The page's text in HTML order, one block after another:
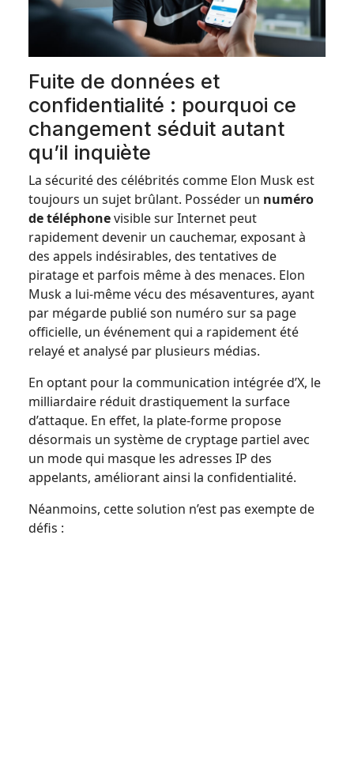
Fuite de données et
confidentialité : pourquoi ce
changement séduit autant
qu’il inquiète
La sécurité des célébrités comme Elon Musk est
toujours un sujet brûlant. Posséder un numéro
de téléphonevisible sur Internet peut
rapidement devenir un cauchemar, exposant à
des appels indésirables, des tentatives de
piratage et parfois même à des menaces. Elon
Musk a lui-même vécu des mésaventures, ayant
par mégarde publié son numéro sur sa page
officielle, un événement qui a rapidement été
relayé et analysé par plusieurs médias.
En optant pour la communication intégrée d’X, le
milliardaire réduit drastiquement la surface
d’attaque. En effet, la plate-forme propose
désormais un système de cryptage partiel avec
un mode qui masque les adresses IP des
appelants, améliorant ainsi la confidentialité.
Néanmoins, cette solution n’est pas exempte de
défis :